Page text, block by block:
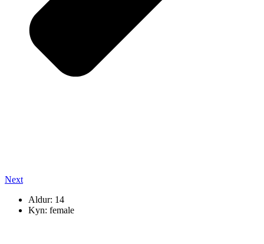
Next
Aldur: 14
Kyn: female